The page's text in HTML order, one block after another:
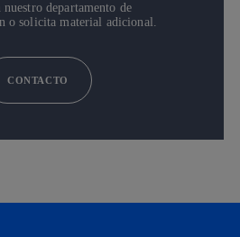
nuestro departamento de
o solicita material adicional.
CONTACTO